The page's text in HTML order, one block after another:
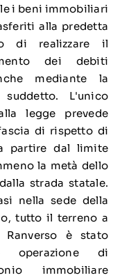
i beni immobiliari
alla predetta
di realizzare il
dei debiti
mediante la
L'unico
legge prevede
di rispetto di
partire dal limite
la metà dello
strada statale.
nella sede della
tutto il terreno a
è stato
operazione di
immobiliare